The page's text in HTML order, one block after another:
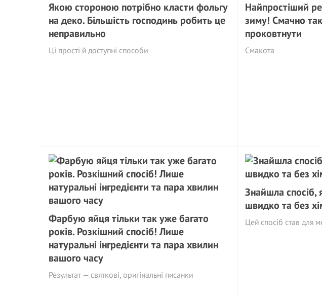
Якою стороною потрібно класти фольгу
на деко. Більшість господинь робить це
неправильно
Ці прості й доступні способи
Найпростіший
зиму! Смачно
проковтнути
Смакота
Фарбую яйця тільки так уже багато
років. Розкішний спосіб! Лише
натуральні інгредієнти та пара хвилин
вашого часу
Результат — святкові, оригінальні писанки
Знайшла спосіб,
швидко та без
Цей спосіб став для